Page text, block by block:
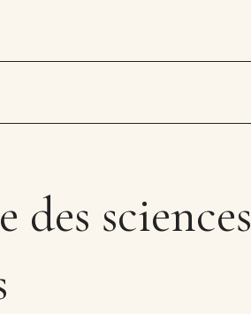
sciences